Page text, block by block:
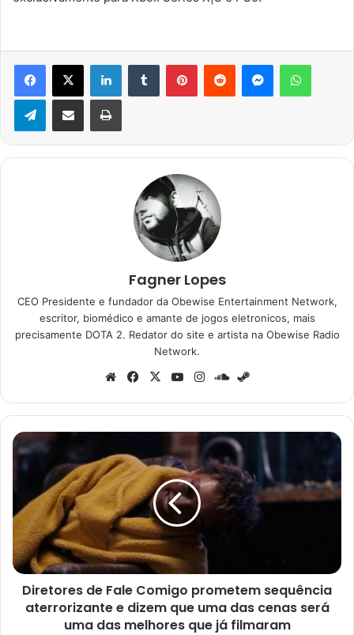
Facebook
X LinkedinTumblr PinterestReddit Messenger
TelegramCompartilhar via e-mail Imprimir
Fagner Lopes
CEO Presidente e fundador da Obewise Entertainment Network,
escritor, biomédico e amante de jogos eletronicos, mais
precisamente DOTA 2. Redator do site e artista na Obewise Radio
Network.
WebsiteFacebook
X YouTubeInstagramSoundCloud
Diretores
de
Fale
Comigo
prometem
sequência
aterrorizante
e
dizem
que
uma
Diretores de Fale Comigo prometem sequência
aterrorizante e dizem que uma das cenas será
uma das melhores que já filmaram